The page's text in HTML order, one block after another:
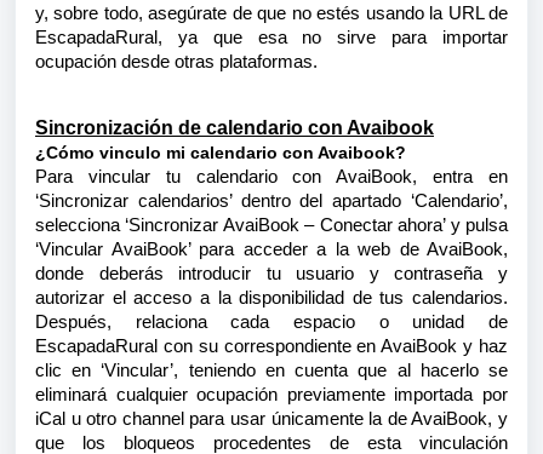
y, sobre todo, asegúrate de que no estés usando la URL de
EscapadaRural, ya que esa no sirve para importar
ocupación desde otras plataformas.
Sincronización de calendario con Avaibook
¿Cómo vinculo mi calendario con Avaibook?
Para vincular tu calendario con AvaiBook, entra en
‘Sincronizar calendarios’ dentro del apartado ‘Calendario’,
selecciona ‘Sincronizar AvaiBook – Conectar ahora’ y pulsa
‘Vincular AvaiBook’ para acceder a la web de AvaiBook,
donde deberás introducir tu usuario y contraseña y
autorizar el acceso a la disponibilidad de tus calendarios.
Después, relaciona cada espacio o unidad de
EscapadaRural con su correspondiente en AvaiBook y haz
clic en ‘Vincular’, teniendo en cuenta que al hacerlo se
eliminará cualquier ocupación previamente importada por
iCal u otro channel para usar únicamente la de AvaiBook, y
que los bloqueos procedentes de esta vinculación